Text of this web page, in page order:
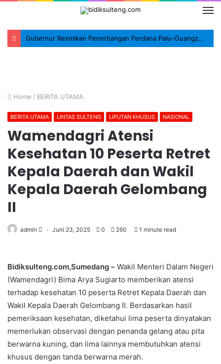
Gubernur Resmikan Penerbangan Perdana Palu–Guangzhou, Tonggak Baru Konektivitas Internasional Sulteng
Home / BERITA UTAMA
BERITA UTAMA LINTAS SULTENG LIPUTAN KHUSUS NASIONAL
Wamendagri Atensi
Kesehatan 10 Peserta Retret
Kepala Daerah dan Wakil
Kepala Daerah Gelombang
II
admin Juni 23, 2025 0 260 1 minute read
Bidiksulteng.com,Sumedang – Wakil Menteri Dalam Negeri
(Wamendagri) Bima Arya Sugiarto memberikan atensi
terhadap kesehatan 10 peserta Retret Kepala Daerah dan
Wakil Kepala Daerah Gelombang II. Berdasarkan hasil
pemeriksaan kesehatan, diketahui lima peserta dinyatakan
memerlukan observasi dengan penanda gelang atau pita
berwarna kuning, dan lima lainnya membutuhkan atensi
khusus dengan tanda berwarna merah.